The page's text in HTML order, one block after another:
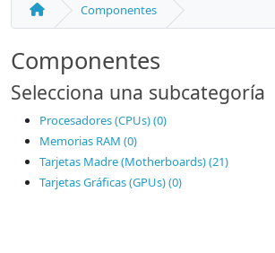
Componentes
Componentes
Selecciona una subcategoría
Procesadores (CPUs) (0)
Memorias RAM (0)
Tarjetas Madre (Motherboards) (21)
Tarjetas Gráficas (GPUs) (0)